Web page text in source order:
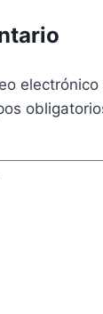
electrónico